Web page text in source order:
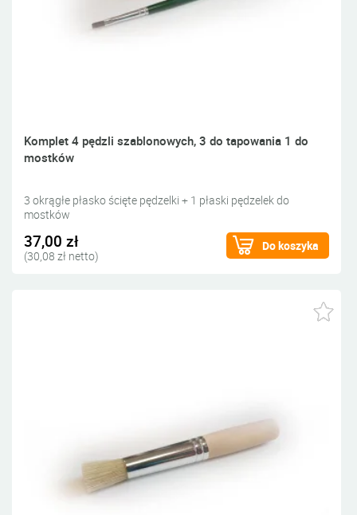
Komplet 4 pędzli szablonowych, 3 do tapowania 1 do
mostków
3 okrągłe płasko ścięte pędzelki + 1 płaski pędzelek do
mostków
37,00 zł
(30,08 zł netto)
Do koszyka